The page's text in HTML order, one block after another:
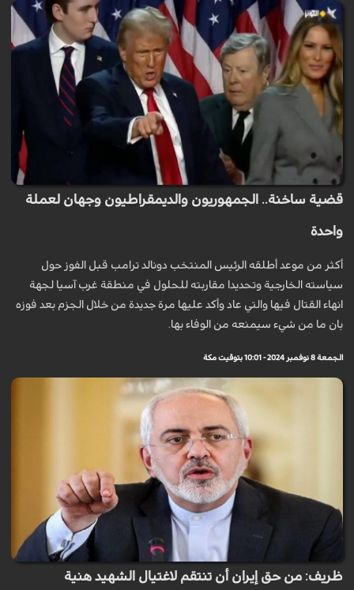
قضية ساخنة.. الجمهوريون والديمقراطيون وجهان لعملة
واحدة
أكثر من موعد أطلقه الرئيس المنتخب دونالد ترامب قبل الفوز حول
سياسته الخارجية وتحديدا مقاربته للحلول في منطقة غرب آسيا لجهة
انهاء القتال فيها والتي عاد وأكد عليها مرة جديدة من خلال الجزم بعد فوزه
بان ما من شيء سيمنعه من الوفاء بها.
الجمعة 8 نوفمبر 2024 - 10:01 بتوقيت مكة
ظريف: من حق إيران أن تنتقم لاغتيال الشهيد هنية